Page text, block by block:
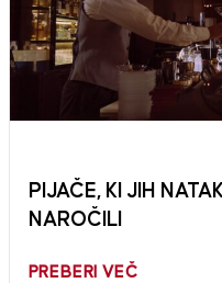
PIJAČE, KI JIH
NAROČILI
PREBERI VEČ